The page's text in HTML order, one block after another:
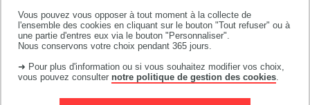
Vous pouvez vous opposer à tout moment à la collecte de
l'ensemble des cookies en cliquant sur le bouton "Tout refuser" ou à
une partie d'entres eux via le bouton "Personnaliser".
Nous conservons votre choix pendant 365 jours.
➜ Pour plus d'information ou si vous souhaitez modifier vos choix,
vous pouvez consulter notre politique de gestion des cookies
DOCUMENTS À CONSULTER